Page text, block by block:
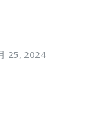
25, 2024